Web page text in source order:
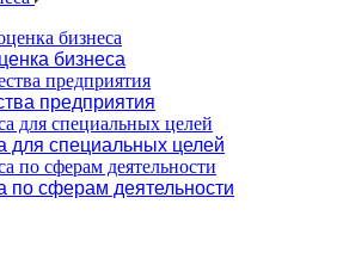
бизнеса
предприятия
для специальных целей
по сферам деятельности